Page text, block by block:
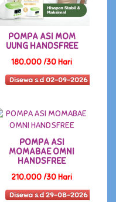
POMPA ASI MOM
UUNG HANDSFREE
180,000 /30 Hari
Disewa s.d 02-09-2026
POMPA ASI
MOMABAE OMNI
HANDSFREE
210,000 /30 Hari
Disewa s.d 29-08-2026